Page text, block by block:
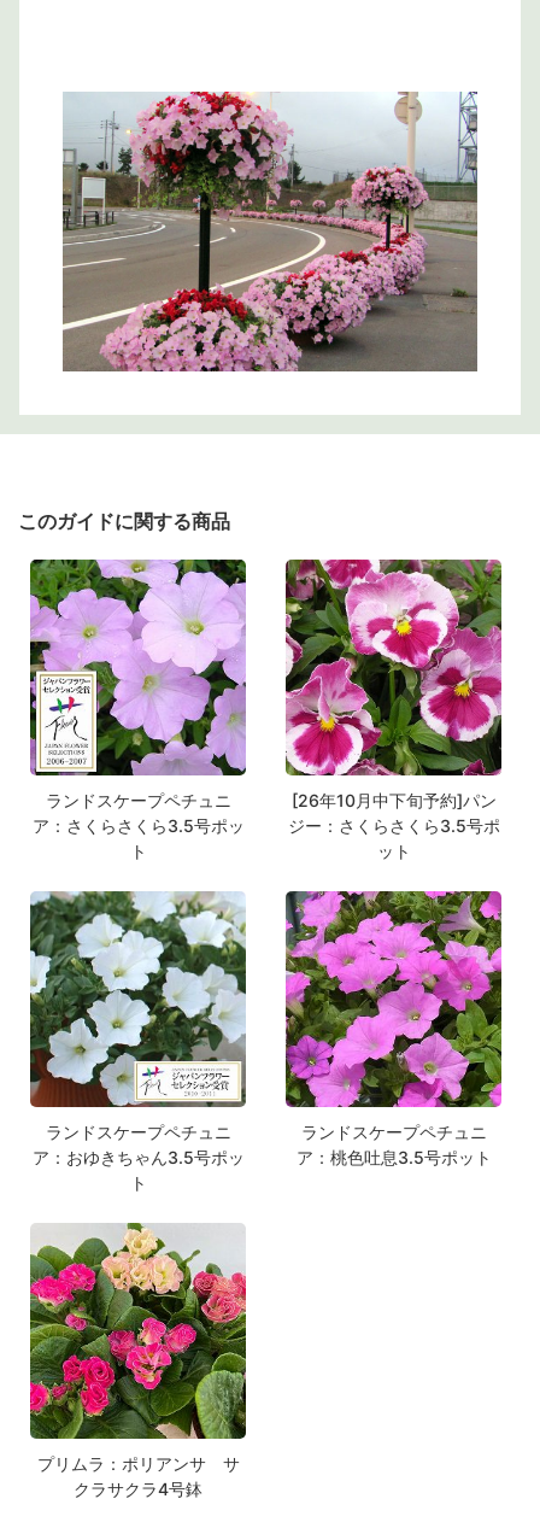
このガイドに関する商品
ランドスケープペチュニ
ア：さくらさくら3.5号ポッ
ト
[26年10月中下旬予約]パン
ジー：さくらさくら3.5号ポ
ット
ランドスケープペチュニ
ア：おゆきちゃん3.5号ポッ
ト
ランドスケープペチュニ
ア：桃色吐息3.5号ポット
プリムラ：ポリアンサ サ
クラサクラ4号鉢